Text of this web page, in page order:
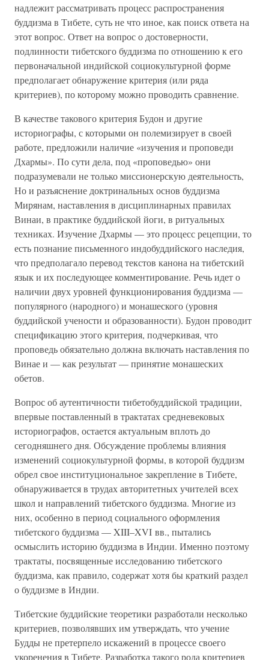
надлежит рассматривать процесс распространения
буддизма в Тибете, суть не что иное, как поиск ответа на
этот вопрос. Ответ на вопрос о достоверности,
подлинности тибетского буддизма по отношению к его
первоначальной индийской социокультурной форме
предполагает обнаружение критерия (или ряда
критериев), по которому можно проводить сравнение.
В качестве такового критерия Будон и другие
историографы, с которыми он полемизирует в своей
работе, предложили наличие «изучения и проповеди
Дхармы». По сути дела, под «проповедью» они
подразумевали не только миссионерскую деятельность,
Но и разъяснение доктринальных основ буддизма
Мирянам, наставления в дисциплинарных правилах
Винаи, в практике буддийской йоги, в ритуальных
техниках. Изучение Дхармы — это процесс рецепции, то
есть познание письменного индобуддийского наследия,
что предполагало перевод текстов канона на тибетский
язык и их последующее комментирование. Речь идет о
наличии двух уровней функционирования буддизма —
популярного (народного) и монашеского (уровня
буддийской учености и образованности). Будон проводит
спецификацию этого критерия, подчеркивая, что
проповедь обязательно должна включать наставления по
Винае и — как результат — принятие монашеских
обетов.
Вопрос об аутентичности тибетобуддийской традиции,
впервые поставленный в трактатах средневековых
историографов, остается актуальным вплоть до
сегодняшнего дня. Обсуждение проблемы влияния
изменений социокультурной формы, в которой буддизм
обрел свое институциональное закрепление в Тибете,
обнаруживается в трудах авторитетных учителей всех
школ и направлений тибетского буддизма. Многие из
них, особенно в период социального оформления
тибетского буддизма — XIII–XVI вв., пытались
осмыслить историю буддизма в Индии. Именно поэтому
трактаты, посвященные исследованию тибетского
буддизма, как правило, содержат хотя бы краткий раздел
о буддизме в Индии.
Тибетские буддийские теоретики разработали несколько
критериев, позволявших им утверждать, что учение
Будды не претерпело искажений в процессе своего
укоренения в Тибете. Разработка такого рода критериев